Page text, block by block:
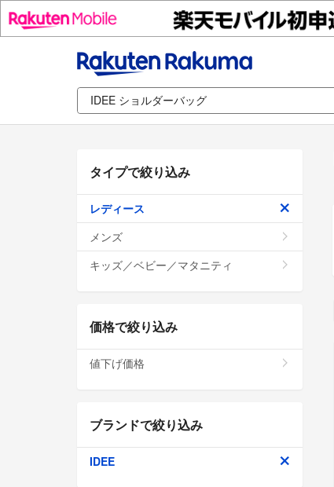
タイプで絞り込み
レディース
メンズ
キッズ／ベビー／マタニティ
価格で絞り込み
値下げ価格
ブランドで絞り込み
IDEE